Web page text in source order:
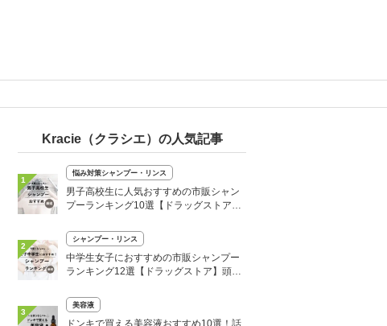
Kracie（クラシエ）の人気記事
1
悩み対策シャンプー・リンス
男子高校生に人気おすすめの市販シャン
プーランキング10選【ドラッグストア】
2
シャンプー・リンス
中学生女子におすすめの市販シャンプー
ランキング12選【ドラッグストア】頭皮
3
美容液
ドンキで買える美容液おすすめ10選！話